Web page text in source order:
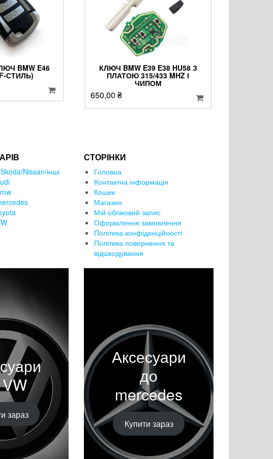
BMW E46
СТИЛЬ)
КЛЮЧ BMW E39 E38 HU58 З
ПЛАТОЮ 315/433 MHZ І
ЧИПОМ
650,00₴
Nissan/інші
СТОРІНКИ
Головна
Контактна інформація
Кошик
Магазин
Мій обліковий запис
Оформлення замовлення
Політика конфіденційності
Політика повернення та
відшкодування
зараз
Аксесуари
до
mercedes
Купити зараз